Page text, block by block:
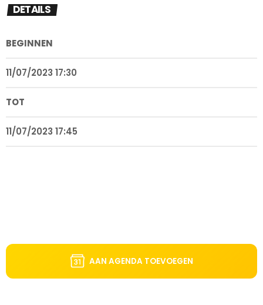
DETAILS
BEGINNEN
11/07/2023 17:30
TOT
11/07/2023 17:45
AAN AGENDA TOEVOEGEN